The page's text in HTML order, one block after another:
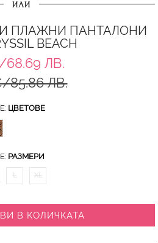
ИЛИ
ПЛАЖНИ ПАНТАЛОНИ
BEACH
68.69 ЛВ.
85.86 ЛВ.
ЦВЕТОВЕ
РАЗМЕРИ
L XL
В КОЛИЧКАТА